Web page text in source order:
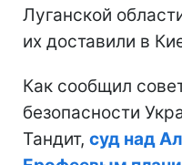
Луганской
их доставили в
Как сообщил
безопасности
Тандит, суд над